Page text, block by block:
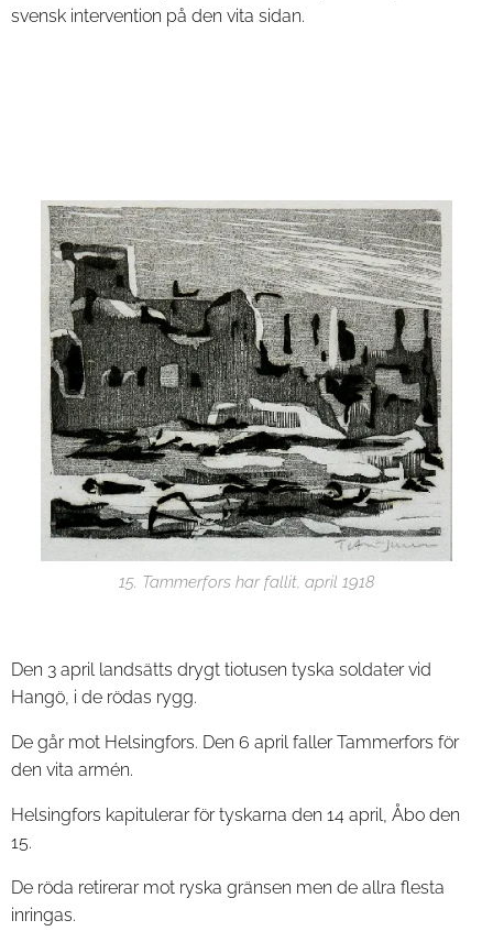
svensk intervention på den vita sidan.
15. Tammerfors har fallit, april 1918
Den 3 april landsätts drygt tiotusen tyska soldater vid
Hangö, i de rödas rygg.
De går mot Helsingfors. Den 6 april faller Tammerfors för
den vita armén.
Helsingfors kapitulerar för tyskarna den 14 april, Åbo den
15.
De röda retirerar mot ryska gränsen men de allra flesta
inringas.